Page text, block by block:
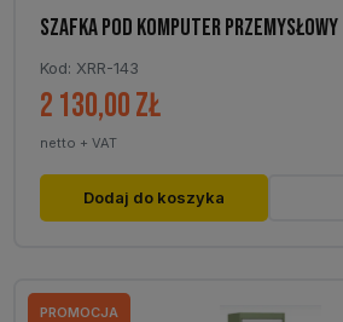
SZAFKA POD KOMPUTER PRZEMYSŁOWY
Kod: XRR-143
2 130,00zł
netto + VAT
Dodaj do koszyka
PROMOCJA